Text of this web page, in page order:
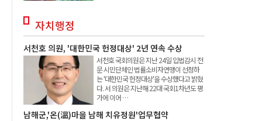
자치행정
서천호 의원, '대한민국 헌정대상' 2년 연속 수상
서천호 국회의원은 지난 24일 입법감시 전
문 시민단체인 법률소비자연맹이 선정하
는 '대한민국 헌정대상'을 수상했다고 밝혔
다. 서 의원은 지난해 22대 국회1차년도 평
가에 이어 …
남해군,'온(溫)마을 남해 치유정원'업무협약